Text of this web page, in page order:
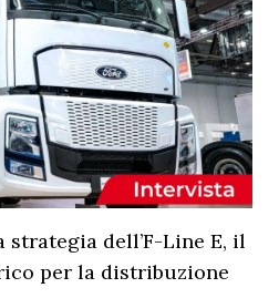
strategia dell’F-Line E, il
per la distribuzione